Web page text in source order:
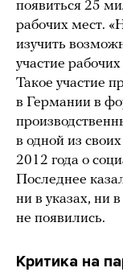
появиться 25
рабочих мест.
изучить
участие
Такое участие
в Германии в
в одной из
2012 года о
Последнее
ни в указах, ни
не появились.
Критика на